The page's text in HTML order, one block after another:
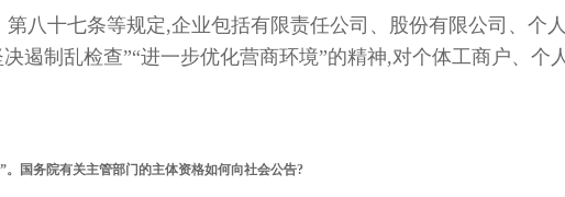
八十七条等规定,企业包括有限责任公司、股份有限公司、个
遏制乱检查”“进一步优化营商环境”的精神,对个体工商户、个
国务院有关主管部门的主体资格如何向社会公告?